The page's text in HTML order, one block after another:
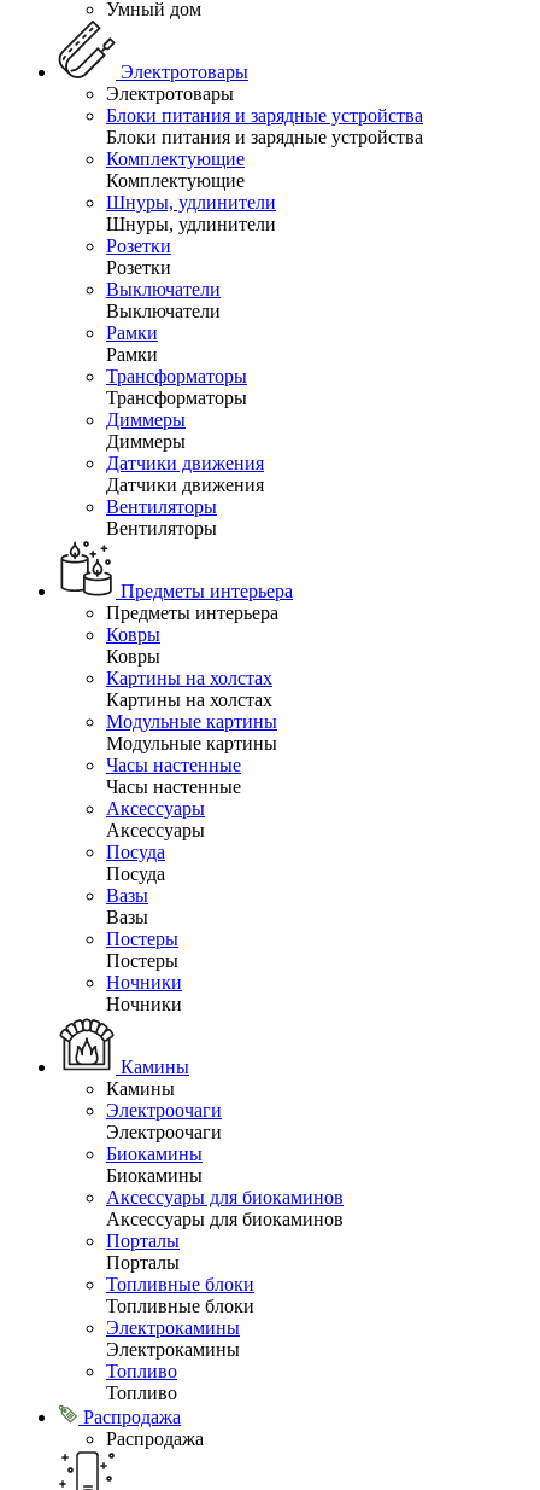
Умный дом
Электротовары
Электротовары
Блоки питания и зарядные устройства
Блоки питания и зарядные устройства
Комплектующие
Комплектующие
Шнуры, удлинители
Шнуры, удлинители
Розетки
Розетки
Выключатели
Выключатели
Рамки
Рамки
Трансформаторы
Трансформаторы
Диммеры
Диммеры
Датчики движения
Датчики движения
Вентиляторы
Вентиляторы
Предметы интерьера
Предметы интерьера
Ковры
Ковры
Картины на холстах
Картины на холстах
Модульные картины
Модульные картины
Часы настенные
Часы настенные
Аксессуары
Аксессуары
Посуда
Посуда
Вазы
Вазы
Постеры
Постеры
Ночники
Ночники
Камины
Камины
Электроочаги
Электроочаги
Биокамины
Биокамины
Аксессуары для биокаминов
Аксессуары для биокаминов
Порталы
Порталы
Топливные блоки
Топливные блоки
Электрокамины
Электрокамины
Топливо
Топливо
Распродажа
Распродажа